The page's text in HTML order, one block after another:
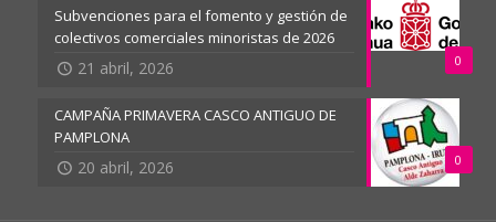
0
Subvenciones para el fomento y gestión de
colectivos comerciales minoristas de 2026
21 abril, 2026
0
CAMPAÑA PRIMAVERA CASCO ANTIGUO DE
PAMPLONA
20 abril, 2026